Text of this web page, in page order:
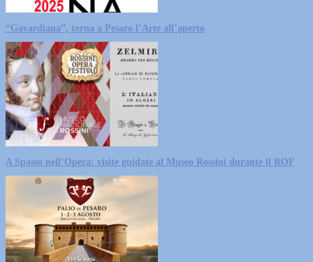
“Gavardiana”, torna a Pesaro l’Arte all’aperto
A Spasso nell’Opera: visite guidate al Museo Rossini durante il ROF